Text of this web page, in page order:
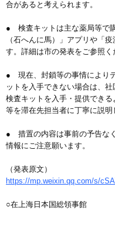
合があると考えられます。
● 検査キットは主な薬局等で
（石へんに馬）」アプリや「
す。詳細は市の発表をご参照く
● 現在、封鎖等の事情により
ットを入手できない場合は、
検査キットを入手・提供でき
等を滞在先担当者に丁寧に説明
● 措置の内容は事前の予告な
情報にご注意願います。
（発表原文）
https://mp.weixin.qq.com/s/
○在上海日本国総領事館